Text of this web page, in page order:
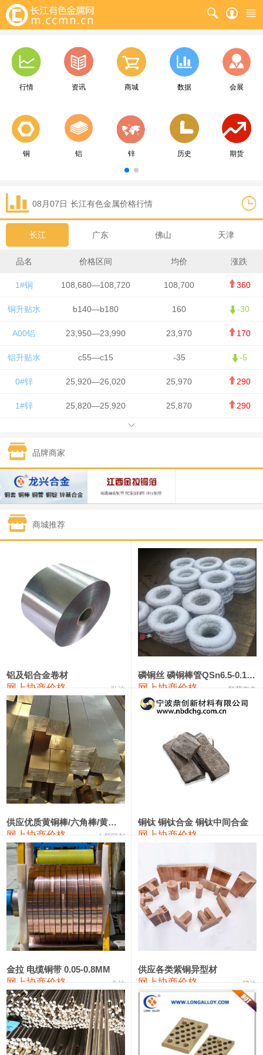
行情 资讯 商城 数据 会展
铜 铝 锌 历史 期货
08月07日 长江有色金属价格行情
长江 广东 佛山 天津
品名 价格区间 均价 涨跌
1#铜 108,680—108,720 108,700 360
铜升贴水 b140—b180 160 -30
A00铝 23,950—23,990 23,970 170
铝升贴水 c55—c15 -35 -5
0#锌 25,920—26,020 25,970 290
1#锌 25,820—25,920 25,870 290
1#锡 434,000—436,000
1#镍 129,550—130,750
1#白银 15,100—15,110 15,105 -70
钯金
331,000 -10,000
89,000—95,000 92,000 1,000
2#锑 85,000—91,000 88,000 1,000
1#镁 17,000—18,000 17,500 0
18,900—19,100 19,000 100
1#电解锰(99.7%袋装) 18,000—18,200 18,100 100
1#铬 60,000—82,000
553#硅 9,300—9,500
441#硅 9,600—9,800 9,700
3303#硅 10,300—10,500 10,400
2202#硅 14,100—14,300
金属硅3303#-2202# 10,400—14,200 12,300 0
漆包线 111,970—115,970 113,970
磷铜合金 110,800—117,600 114,200 400
无氧铜丝(硬) 109,710—110,010 109,860
R410A专用紫铜管 113,700—113,700
铸造铝合金锭(A380） 26,300—26,500 26,400 100
铝合金ADC12 24,200—24,400 100
铸造铝合金锭(ZL102) 24,300—24,500 24,400
品牌商家
商城推荐
铝及铝合金卷材
网上协商价格 弘达
磷铜丝 磷铜棒管QSn6.5-0.1 7-0.2 8-0.3
网上协商价格 联荣有色
供应优质黄铜棒/六角棒/黄铜方板
网上协商价格 十堰同创
铜钛 铜钛合金 铜钛中间合金
网上协商价格
金拉 电缆铜带 0.05-0.8MM
网上协商价格 金拉
供应各类紫铜异型材
网上协商价格 骏达